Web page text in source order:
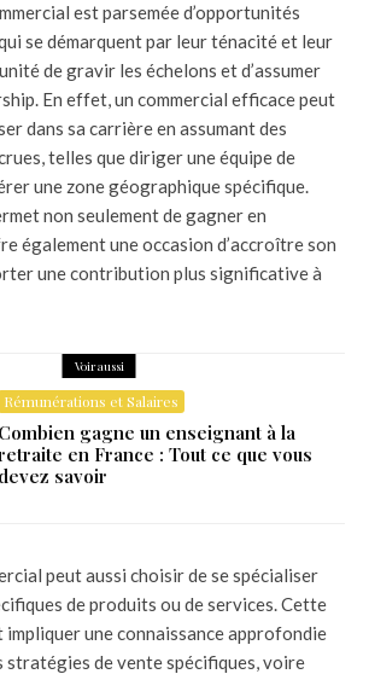
est parsemée d’opportunités
se démarquent par leur ténacité et leur
de gravir les échelons et d’assumer
En effet, un commercial efficace peut
dans sa carrière en assumant des
telles que diriger une équipe de
une zone géographique spécifique.
non seulement de gagner en
également une occasion d’accroître son
une contribution plus significative à
Voir aussi
Rémunérations et Salaires
Combien gagne un enseignant à la
en France : Tout ce que vous
devez savoir
peut aussi choisir de se spécialiser
de produits ou de services. Cette
une connaissance approfondie
stratégies de vente spécifiques, voire